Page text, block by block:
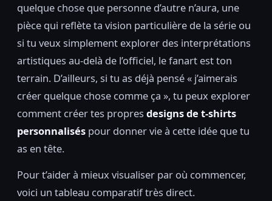
quelque chose que personne d’autre n’aura, une
pièce qui reflète ta vision particulière de la série ou
si tu veux simplement explorer des interprétations
artistiques au-delà de l’officiel, le fanart est ton
terrain. D’ailleurs, si tu as déjà pensé « j’aimerais
créer quelque chose comme ça », tu peux explorer
comment créer tes propres designs de t-shirts
personnalisés pour donner vie à cette idée que tu
as en tête.
Pour t’aider à mieux visualiser par où commencer,
voici un tableau comparatif très direct.